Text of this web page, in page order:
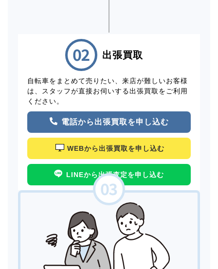
出張買取
自転車をまとめて売りたい、来店が難しいお客様
は、スタッフが直接お伺いする出張買取をご利用
ください。
電話から出張買取を申し込む
WEBから出張買取を申し込む
LINEから出張査定を申し込む